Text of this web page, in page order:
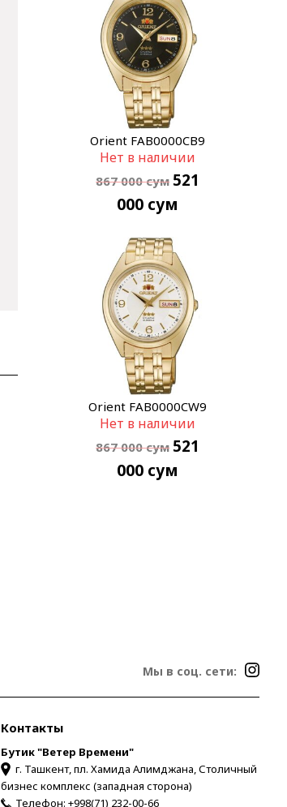
Orient FAB0000CB9
Нет в наличии
867 000сум 521
000 сум
Orient FAB0000CW9
Нет в наличии
867 000сум 521
000 сум
Мы в соц. сети:
Контакты
Бутик "Ветер Времени"
г. Ташкент, пл. Хамида Алимджана, Столичный
бизнес комплекс (западная сторона)
Телефон: +998(71) 232-00-66